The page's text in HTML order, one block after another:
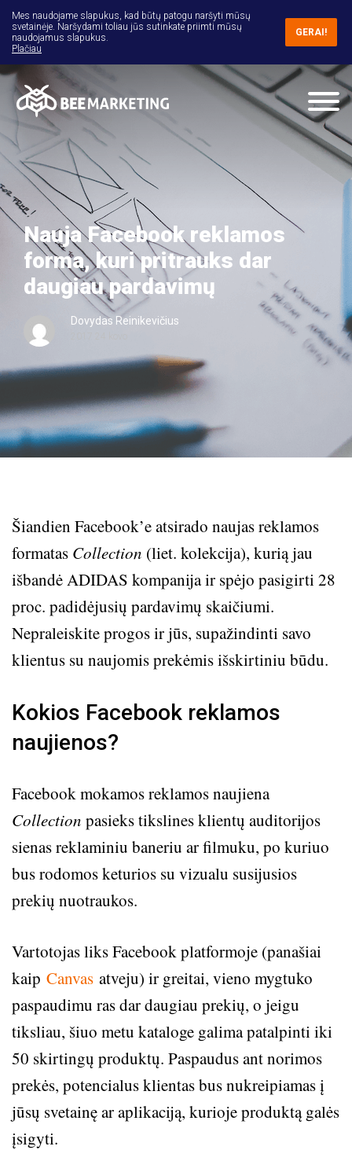
Mes naudojame slapukus, kad būtų patogu naršyti mūsų
svetainėje. Naršydami toliau jūs sutinkate priimti mūsų
naudojamus slapukus.
Plačiau
GERAI!
Nauja Facebook reklamos
forma, kuri pritrauks dar
daugiau pardavimų
Dovydas Reinikevičius
Šiandien Facebook’e atsirado naujas reklamos
formatas Collection (liet. kolekcija), kurią jau
išbandė ADIDAS kompanija ir spėjo pasigirti 28
proc. padidėjusių pardavimų skaičiumi.
Nepraleiskite progos ir jūs, supažindinti savo
klientus su naujomis prekėmis išskirtiniu būdu.
Kokios Facebook reklamos
naujienos?
Facebook mokamos reklamos naujiena
Collection pasieks tikslines klientų auditorijos
sienas reklaminiu baneriu ar filmuku, po kuriuo
bus rodomos keturios su vizualu susijusios
prekių nuotraukos.
Vartotojas liks Facebook platformoje (panašiai
kaip Canvas atveju) ir greitai, vieno mygtuko
paspaudimu ras dar daugiau prekių, o jeigu
tiksliau, šiuo metu kataloge galima patalpinti iki
50 skirtingų produktų. Paspaudus ant norimos
prekės, potencialus klientas bus nukreipiamas į
jūsų svetainę ar aplikaciją, kurioje produktą galės
įsigyti.